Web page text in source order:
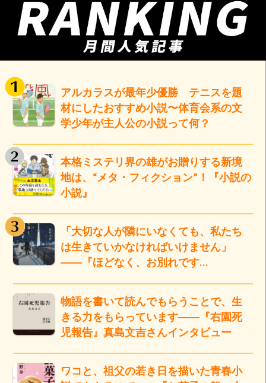
アルカラスが最年少優勝 テニスを題
材にしたおすすめ小説〜体育会系の文
学少年が主人公の小説って何？
本格ミステリ界の雄がお贈りする新境
地は、“メタ・フィクション”！『小説の
小説』
「大切な人が隣にいなくても、私たち
は生きていかなければいけません」
――『ほどなく、お別れです…
物語を書いて読んでもらうことで、生
きる力をもらっています――『右園死
児報告』真島文吉さんインタビュー
ワコと、祖父の若き日を描いた青春小